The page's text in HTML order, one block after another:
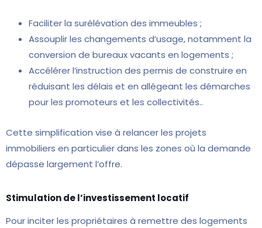
Faciliter la surélévation des immeubles ;
Assouplir les changements d’usage, notamment la
conversion de bureaux vacants en logements ;
Accélérer l’instruction des permis de construire en
réduisant les délais et en allégeant les démarches
pour les promoteurs et les collectivités..
Cette simplification vise à relancer les projets
immobiliers en particulier dans les zones où la demande
dépasse largement l’offre.
Stimulation de l’investissement locatif
Pour inciter les propriétaires à remettre des logements